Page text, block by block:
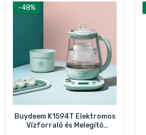
-48%
Buydeem K1594T Elektromos
Vízforraló és Melegítő